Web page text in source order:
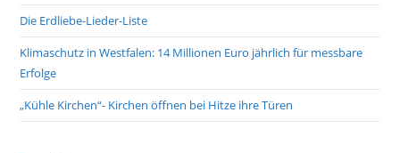
Die Erdliebe-Lieder-Liste
Klimaschutz in Westfalen: 14 Millionen Euro jährlich für messbare
Erfolge
„Kühle Kirchen“- Kirchen öffnen bei Hitze ihre Türen